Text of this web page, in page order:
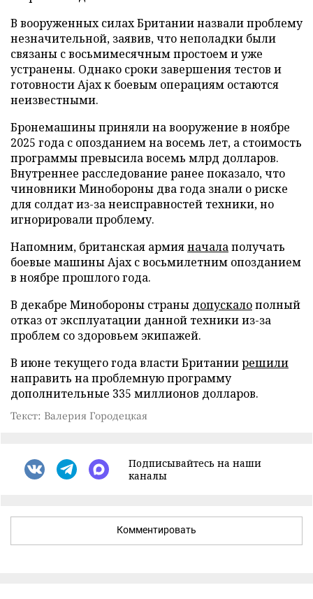
В вооруженных силах Британии назвали проблему
незначительной, заявив, что неполадки были
связаны с восьмимесячным простоем и уже
устранены. Однако сроки завершения тестов и
готовности Ajax к боевым операциям остаются
неизвестными.
Бронемашины приняли на вооружение в ноябре
2025 года с опозданием на восемь лет, а стоимость
программы превысила восемь млрд долларов.
Внутреннее расследование ранее показало, что
чиновники Минобороны два года знали о риске
для солдат из-за неисправностей техники, но
игнорировали проблему.
Напомним, британская армияначалаполучать
боевые машины Ajax с восьмилетним опозданием
в ноябре прошлого года.
В декабре Минобороны страны допускалополный
отказ от эксплуатации данной техники из-за
проблем со здоровьем экипажей.
В июне текущего года власти Британиирешили
направить на проблемную программу
дополнительные 335 миллионов долларов.
Текст: Валерия Городецкая
Подписывайтесь на наши
каналы
Комментировать